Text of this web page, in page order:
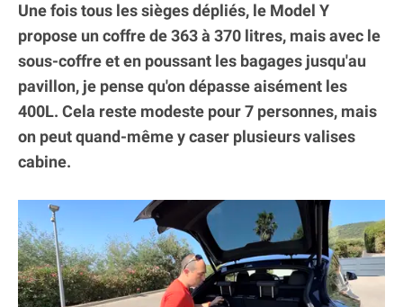
Une fois tous les sièges dépliés, le Model Y
propose un coffre de 363 à 370 litres, mais avec le
sous-coffre et en poussant les bagages jusqu'au
pavillon, je pense qu'on dépasse aisément les
400L. Cela reste modeste pour 7 personnes, mais
on peut quand-même y caser plusieurs valises
cabine.